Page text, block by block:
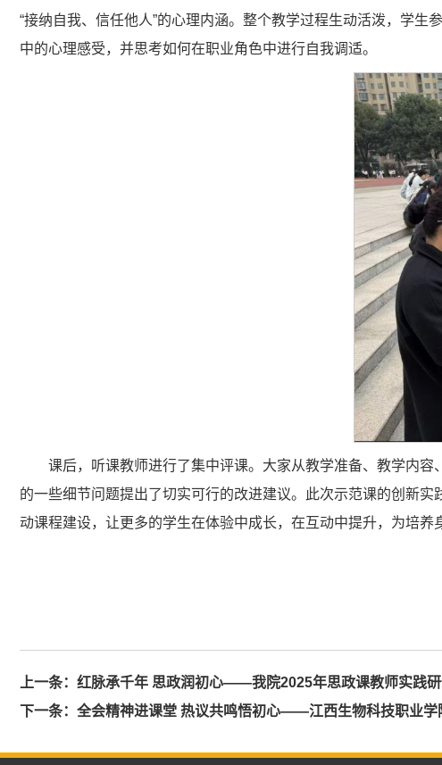
“接纳自我、信任他人”的心理内涵。整个教学过程生动活泼，学
中的心理感受，并思考如何在职业角色中进行自我调适。
课后，听课教师进行了集中评课。大家从教学准备、教学内
的一些细节问题提出了切实可行的改进建议。此次示范课的创新
动课程建设，让更多的学生在体验中成长，在互动中提升，为培养
上一条： 红脉承千年 思政润初心——我院2025年思政课教师实践
下一条： 全会精神进课堂 热议共鸣悟初心——江西生物科技职业学